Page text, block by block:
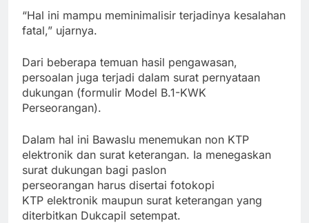
“Hal ini mampu meminimalisir terjadinya kesalahan
fatal,” ujarnya.
Dari beberapa temuan hasil pengawasan,
persoalan juga terjadi dalam surat pernyataan
dukungan (formulir Model B.1-KWK
Perseorangan).
Dalam hal ini Bawaslu menemukan non KTP
elektronik dan surat keterangan. Ia menegaskan
surat dukungan bagi paslon
perseorangan harus disertai fotokopi
KTP elektronik maupun surat keterangan yang
diterbitkan Dukcapil setempat.